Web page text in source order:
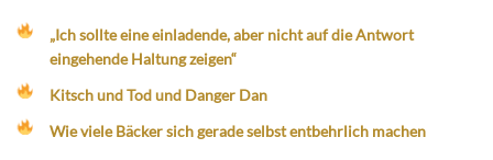
„Ich sollte eine einladende, aber nicht auf die Antwort
eingehende Haltung zeigen“
Kitsch und Tod und Danger Dan
Wie viele Bäcker sich gerade selbst entbehrlich machen